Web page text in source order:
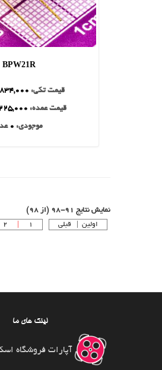
BPW21R
قیمت تکی:
قیمت عمده:
موجودی: 0
نمایش نتایج 91-98 (از 98)
اولین |
قبلی 1
2
لینک های ما
آپارات فروشگاه